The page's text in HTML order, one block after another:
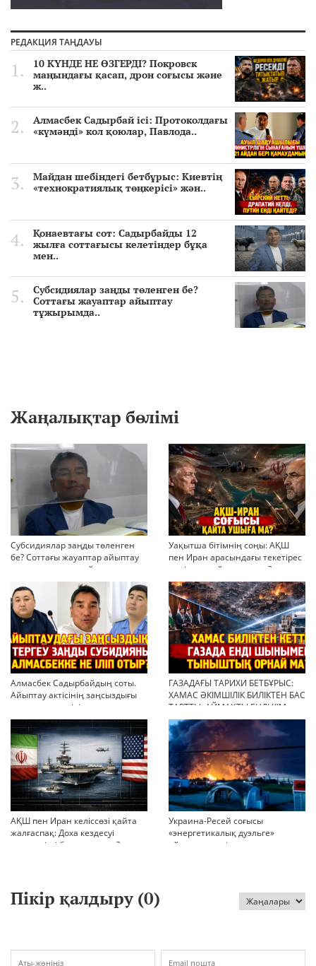
РЕДАКЦИЯ ТАҢДАУЫ
10 КҮНДЕ НЕ ӨЗГЕРДІ? Покровск
маңындағы қасап, дрон соғысы және
ж..
Алмасбек Садырбай ісі: Протоколдағы
«күмәнді» кол қоюлар, Павлода..
Майдан шебіндегі бетбұрыс: Киевтің
«технократиялық төңкерісі» жән..
Қонаевтағы сот: Садырбайды 12
жылға соттағысы келетіндер бұқа
мен..
Субсидиялар заңды төленген бе?
Соттағы жауаптар айыптау
тұжырымда..
Жаңалықтар бөлімі
Субсидиялар заңды төленген
бе? Соттағы жауаптар айыптау
тұжырымдарын қайта қарауға
негіз бола ала ма?
Уақытша бітімнің соңы: АҚШ
пен Иран арасындағы текетірес
неліктен қайта ушықты?
Алмасбек Садырбайдың соты.
Айыптау актісінің заңсыздығы
мен қолдан өсірілген
миллиондар
ГАЗАДАҒЫ ТАРИХИ БЕТБҰРЫС:
ХАМАС ӘКІМШІЛІК БИЛІКТЕН БАС
ТАРТТЫ. АЙМАҚТЫ ЕНДІ КІМ
БАСҚАРАДЫ?
АҚШ пен Иран келіссөзі қайта
жалғаспақ: Доха кездесуі
шиеленісті бәсеңдете ме?
Украина-Ресей соғысы
«энергетикалық дуэльге»
айналып кетті
Пікір қалдыру (0)